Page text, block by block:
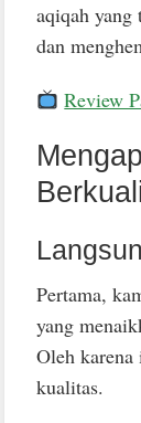
aqiqah
dan
Review
Pertama,
yang
Oleh karena
kualitas.